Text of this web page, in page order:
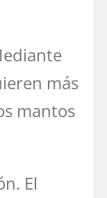
más
mantos
El